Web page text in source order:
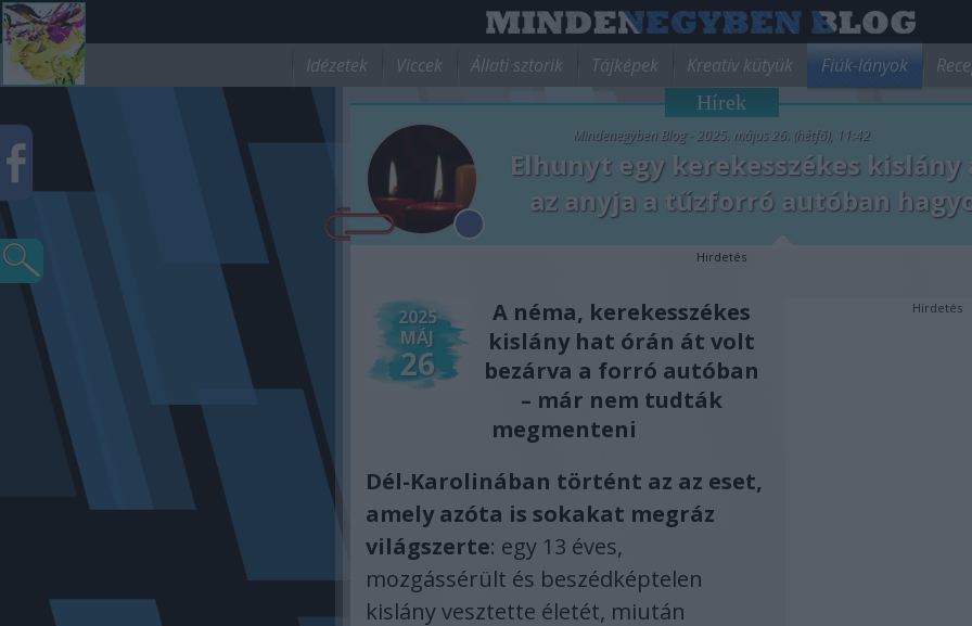
Idézetek Viccek Állati sztorik Tájképek Kreatív kütyük Fiúk-lányok
Hírek
Mindenegyben Blog - 2025. május 26. (hétfő), 11:42
Elhunyt egy kerekesszékes
az anyja a tűzforró autóban
Hirdetés
Hirdetés
2025
MÁJ
26
A néma, kerekesszékes
kislány hat órán át volt
bezárva a forró autóban
– már nem tudták
megmenteni
Dél-Karolinában történt az az eset,
amely azóta is sokakat megráz
világszerte: egy 13 éves,
mozgássérült és beszédképtelen
kislány vesztette életét, miután